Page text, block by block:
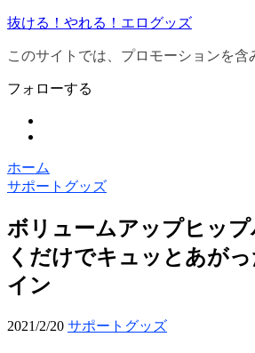
抜ける！やれる！エログッズ
このサイトでは、プロモーションを含
フォローする
ホーム
サポートグッズ
ボリュームアップヒ
くだけでキュッとあが
イン
2021/2/20 サポートグッズ